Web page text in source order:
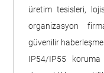
üretim tesisleri,
organizasyon
güvenilir
IP54/IP55 koruma